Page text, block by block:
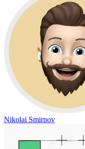
Nikolai Smirnov